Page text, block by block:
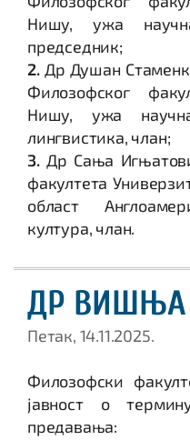
Нишу, ужа
председник;
2. Др Душан
Филозофског
Нишу, ужа
лингвистика, члан;
3. Др Сања
факултета
област
култура, члан.
ДР
Петак, 14.11.2025.
Филозофски
јавност о
предавања: